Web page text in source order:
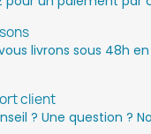
livrons sous 48h
client
? Une question ?